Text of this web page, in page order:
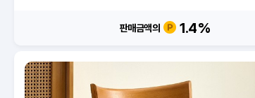
판매금액의 1.4%